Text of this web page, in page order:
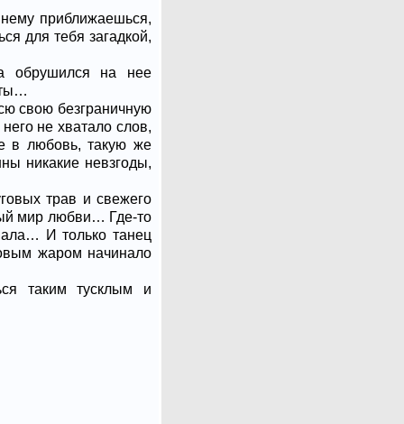
приближаешься,
для тебя загадкой,
обрушился на нее
свою безграничную
не хватало слов,
в любовь, такую же
никакие невзгоды,
трав и свежего
мир любви… Где-то
И только танец
жаром начинало
таким тусклым и